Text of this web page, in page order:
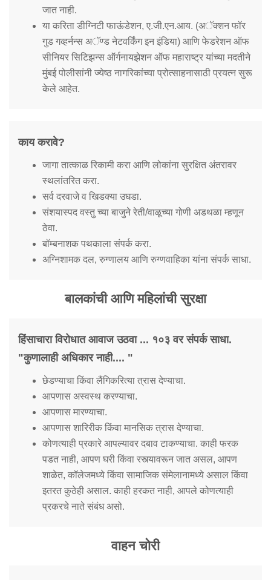
जात नाही.
या करिता डीग्निटी फाऊंडेशन, ए.जी.एन.आय. (अॅक्शन फॉर
गुड गव्हर्नन्स अॅण्ड नेटवर्किंग इन इंडिया) आणि फेडरेशन ऑफ
सीनियर सिटिझन्स ऑर्गनायझेशन ऑफ महाराष्ट्र यांच्या मदतीने
मुंबई पोलीसांनी ज्येष्ठ नागरिकांच्या प्रोत्साहनासाठी प्रयत्न सुरू
केले आहेत.
काय करावे?
जागा तात्काळ रिकामी करा आणि लोकांना सुरक्षित अंतरावर
स्थलांतरित करा.
सर्व दरवाजे व खिडक्या उघडा.
संशयास्पद वस्तु च्या बाजुने रेती/वाळूच्या गोणी अडथळा म्हणून
ठेवा.
बॉम्बनाशक पथकाला संपर्क करा.
अग्निशामक दल, रुग्णालय आणि रुग्णवाहिका यांना संपर्क साधा.
बालकांची आणि महिलांची सुरक्षा
हिंसाचारा विरोधात आवाज उठवा ... १०३ वर संपर्क साधा.
"कुणालाही अधिकार नाही.... "
छेडण्याचा किंवा लैंगिकरित्या त्रास देण्याचा.
आपणास अस्वस्थ करण्याचा.
आपणास मारण्याचा.
आपणास शारिरीक किंवा मानसिक त्रास देण्याचा.
कोणत्याही प्रकारे आपल्यावर दबाव टाकण्याचा. काही फरक
पडत नाही, आपण घरी किंवा रस्त्यावरून जात असल, आपण
शाळेत, कॉलेजमध्ये किंवा सामाजिक संमेलानामध्ये असाल किंवा
इतरत कुठेही असाल. काही हरकत नाही, आपले कोणत्याही
प्रकरचे नाते संबंध असो.
वाहन चोरी